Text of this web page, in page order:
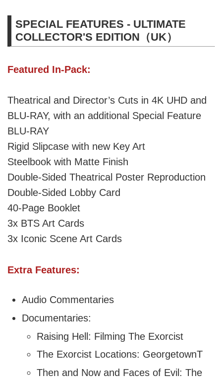
SPECIAL FEATURES - ULTIMATE
COLLECTOR'S EDITION（UK）
Featured In-Pack:
Theatrical and Director’s Cuts in 4K UHD and
BLU-RAY, with an additional Special Feature
BLU-RAY
Rigid Slipcase with new Key Art
Steelbook with Matte Finish
Double-Sided Theatrical Poster Reproduction
Double-Sided Lobby Card
40-Page Booklet
3x BTS Art Cards
3x Iconic Scene Art Cards
Extra Features:
Audio Commentaries
Documentaries:
Raising Hell: Filming The Exorcist
The Exorcist Locations: GeorgetownT
Then and Now and Faces of Evil: The